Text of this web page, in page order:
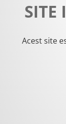
SITE
Acest site